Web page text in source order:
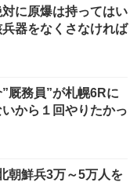
に原爆は持ってはい
器をなくさなければ
厩務員”が札幌6Rに
から１回やりたかっ
朝鮮兵3万～5万人を